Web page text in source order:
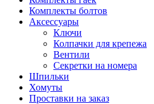
Комплекты болтов
Аксессуары
Ключи
Колпачки для крепежа
Вентили
Секретки на номера
Шпильки
Хомуты
Проставки на заказ